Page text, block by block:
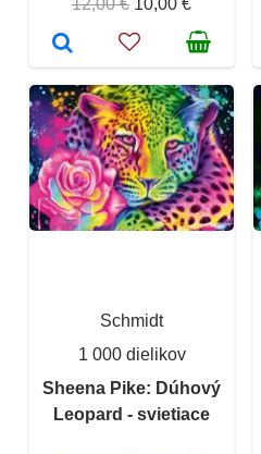
12,00 € 10,00 €
Schmidt
1 000 dielikov
Sheena Pike: Dúhový
Leopard - svietiace